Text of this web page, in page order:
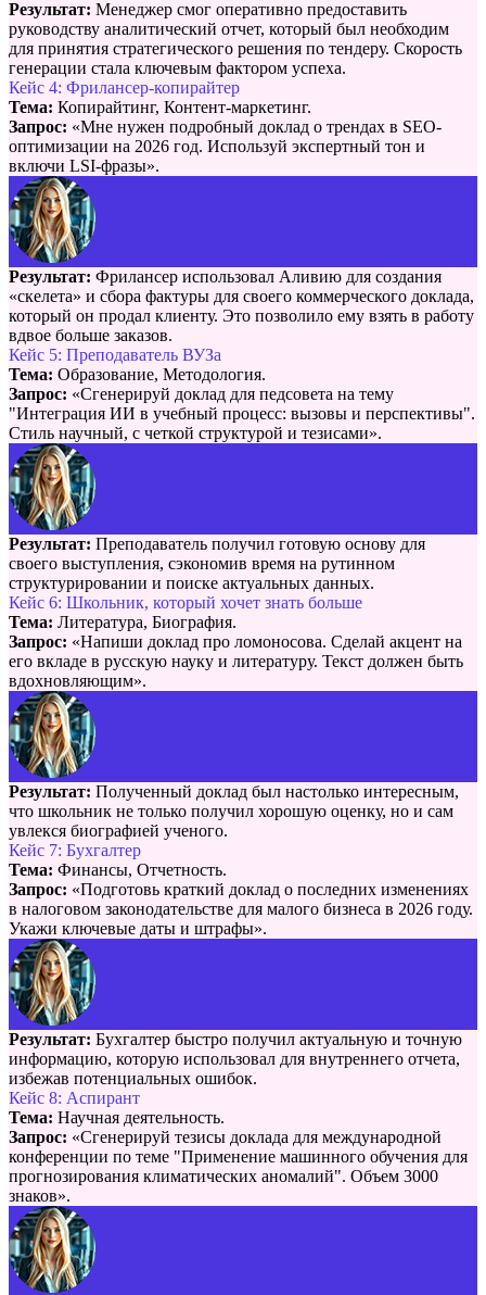
Результат: Менеджер смог оперативно предоставить
руководству аналитический отчет, который был необходим
для принятия стратегического решения по тендеру. Скорость
генерации стала ключевым фактором успеха.
Кейс 4: Фрилансер-копирайтер
Тема: Копирайтинг, Контент-маркетинг.
Запрос: «Мне нужен подробный доклад о трендах в SEO-
оптимизации на 2026 год. Используй экспертный тон и
включи LSI-фразы».
Результат: Фрилансер использовал Аливию для создания
«скелета» и сбора фактуры для своего коммерческого доклада,
который он продал клиенту. Это позволило ему взять в работу
вдвое больше заказов.
Кейс 5: Преподаватель ВУЗа
Тема: Образование, Методология.
Запрос: «Сгенерируй доклад для педсовета на тему
"Интеграция ИИ в учебный процесс: вызовы и перспективы".
Стиль научный, с четкой структурой и тезисами».
Результат: Преподаватель получил готовую основу для
своего выступления, сэкономив время на рутинном
структурировании и поиске актуальных данных.
Кейс 6: Школьник, который хочет знать больше
Тема: Литература, Биография.
Запрос: «Напиши доклад про ломоносова. Сделай акцент на
его вкладе в русскую науку и литературу. Текст должен быть
вдохновляющим».
Результат: Полученный доклад был настолько интересным,
что школьник не только получил хорошую оценку, но и сам
увлекся биографией ученого.
Кейс 7: Бухгалтер
Тема: Финансы, Отчетность.
Запрос: «Подготовь краткий доклад о последних изменениях
в налоговом законодательстве для малого бизнеса в 2026 году.
Укажи ключевые даты и штрафы».
Результат: Бухгалтер быстро получил актуальную и точную
информацию, которую использовал для внутреннего отчета,
избежав потенциальных ошибок.
Кейс 8: Аспирант
Тема: Научная деятельность.
Запрос: «Сгенерируй тезисы доклада для международной
конференции по теме "Применение машинного обучения для
прогнозирования климатических аномалий". Объем 3000
знаков».